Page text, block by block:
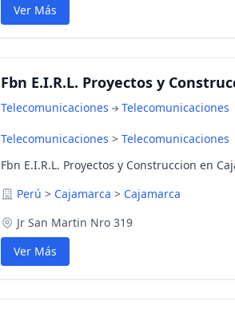
Ver Más
Fbn E.I.R.L. Proyectos y
Telecomunicaciones Telecomunicaciones
Telecomunicaciones > Telecomunicaciones
Fbn E.I.R.L. Proyectos y Construccion en
Perú > Cajamarca > Cajamarca
Jr San Martin Nro 319
Ver Más